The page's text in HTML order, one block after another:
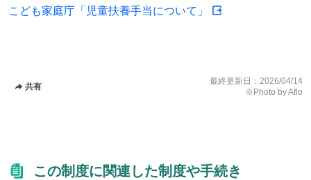
こども家庭庁「児童扶養手当について」
共有
最終更新日： 2026/04/14
※Photo by Aflo
この制度に関連した制度や手続き